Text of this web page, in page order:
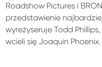
Roadshow Pictures i
przedstawienie
wyreżyseruje Todd
wcieli się Joaquin Phoenix.